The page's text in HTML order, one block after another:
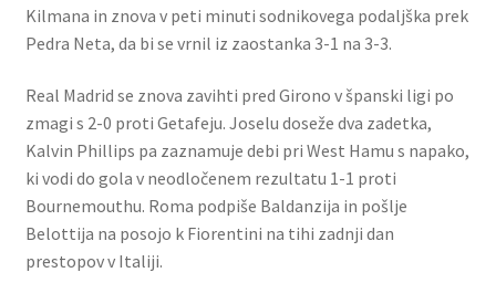
Kilmana in znova v peti minuti sodnikovega podaljška prek
Pedra Neta, da bi se vrnil iz zaostanka 3-1 na 3-3.
Real Madrid se znova zavihti pred Girono v španski ligi po
zmagi s 2-0 proti Getafeju. Joselu doseže dva zadetka,
Kalvin Phillips pa zaznamuje debi pri West Hamu s napako,
ki vodi do gola v neodločenem rezultatu 1-1 proti
Bournemouthu. Roma podpiše Baldanzija in pošlje
Belottija na posojo k Fiorentini na tihi zadnji dan
prestopov v Italiji.